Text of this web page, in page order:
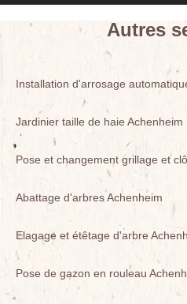
Autres
Installation d'arrosage
Jardinier taille de haie Achenheim
Pose et changement grillage et
Abattage d'arbres Achenheim
Elagage et étêtage d'arbre
Pose de gazon en rouleau